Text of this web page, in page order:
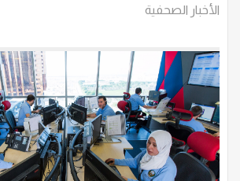
الأخبار الصحفية